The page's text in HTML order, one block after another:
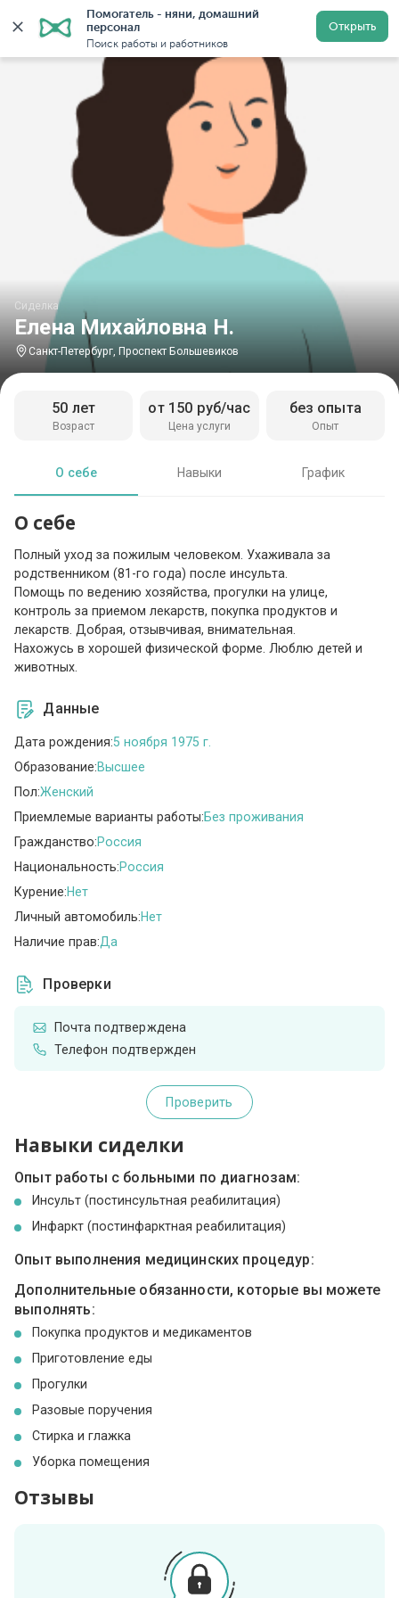
Помогатель - няни, домашний
персонал
Поиск работы и работников
Открыть
Главная Сиделки Сиделки в Санкт-Петербурге
Елена Михайловна Н.
Сиделка
Санкт-Петербург, Проспект Большевиков
Возраст
50 лет
Цена услуги
от 150 руб/час
Опыт
без опыта
О себе Навыки График
О себе
Полный уход за пожилым человеком. Ухаживала за
родственником (81-го года) после инсульта.
Помощь по ведению хозяйства, прогулки на улице,
контроль за приемом лекарств, покупка продуктов и
лекарств. Добрая, отзывчивая, внимательная.
Нахожусь в хорошей физической форме. Люблю детей и
животных.
Данные
Дата рождения:5 ноября 1975 г.
Образование:Высшее
Пол:Женский
Приемлемые варианты работы:Без проживания
Гражданство:Россия
Национальность:Россия
Курение:Нет
Личный автомобиль:Нет
Наличие прав:Да
Проверки
Почта подтверждена
Телефон подтвержден
Проверить
Навыки сиделки
Опыт работы с больными по диагнозам:
Инсульт (постинсультная реабилитация)
Инфаркт (постинфарктная реабилитация)
Опыт выполнения медицинских процедур:
Дополнительные обязанности, которые вы можете
выполнять:
Покупка продуктов и медикаментов
Приготовление еды
Прогулки
Разовые поручения
Стирка и глажка
Уборка помещения
Отзывы